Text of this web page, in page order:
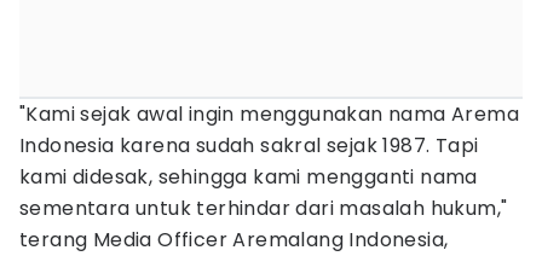
"Kami sejak awal ingin menggunakan nama Arema
Indonesia karena sudah sakral sejak 1987. Tapi
kami didesak, sehingga kami mengganti nama
sementara untuk terhindar dari masalah hukum,"
terang Media Officer Aremalang Indonesia,